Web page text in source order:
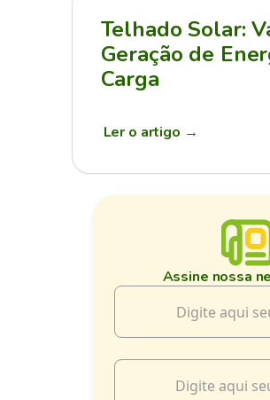
Telhado Solar:
Geração de
Carga
Ler o artigo →
Assine nossa